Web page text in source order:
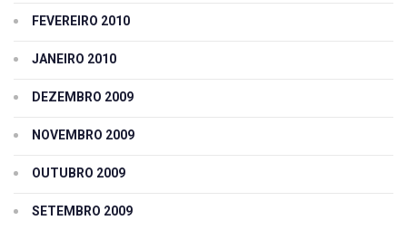
FEVEREIRO 2010
JANEIRO 2010
DEZEMBRO 2009
NOVEMBRO 2009
OUTUBRO 2009
SETEMBRO 2009